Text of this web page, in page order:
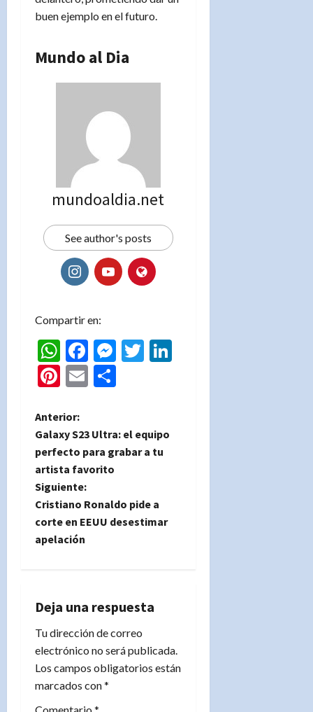
buen ejemplo en el futuro.
Mundo al Dia
mundoaldia.net
See author's posts
Compartir en:
WhatsApp
Facebook
Messenger
Twitter
Pinterest
Email
N
a
v
e
g
c
i
ó
n
Anterior:
Galaxy S23 Ultra: el equipo
perfecto para grabar a tu
artista favorito
Siguiente:
Cristiano Ronaldo pide a
corte en EEUU desestimar
apelación
Deja una respuesta
Tu dirección de correo
electrónico no será publicada.
Los campos obligatorios están
marcados con*